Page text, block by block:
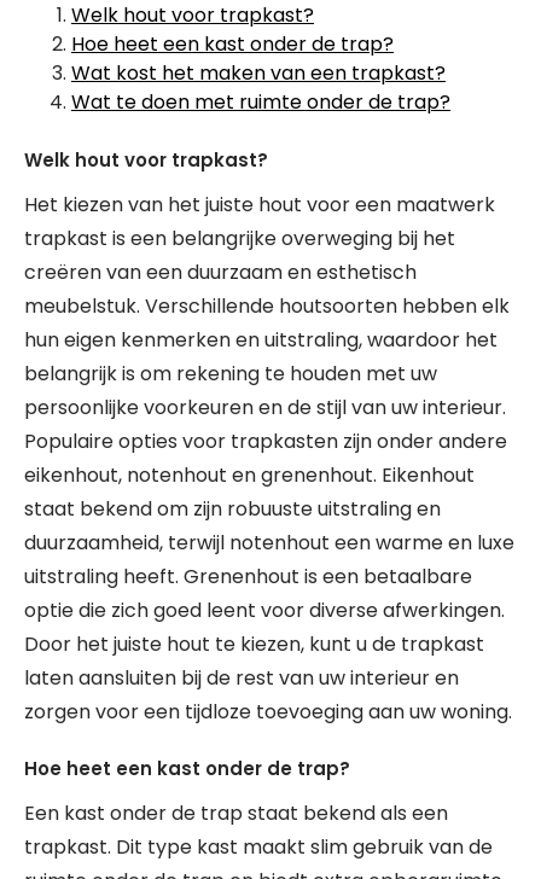
Welk hout voor trapkast?
Hoe heet een kast onder de trap?
Wat kost het maken van een trapkast?
Wat te doen met ruimte onder de trap?
Welk hout voor trapkast?
Het kiezen van het juiste hout voor een maatwerk
trapkast is een belangrijke overweging bij het
creëren van een duurzaam en esthetisch
meubelstuk. Verschillende houtsoorten hebben elk
hun eigen kenmerken en uitstraling, waardoor het
belangrijk is om rekening te houden met uw
persoonlijke voorkeuren en de stijl van uw interieur.
Populaire opties voor trapkasten zijn onder andere
eikenhout, notenhout en grenenhout. Eikenhout
staat bekend om zijn robuuste uitstraling en
duurzaamheid, terwijl notenhout een warme en luxe
uitstraling heeft. Grenenhout is een betaalbare
optie die zich goed leent voor diverse afwerkingen.
Door het juiste hout te kiezen, kunt u de trapkast
laten aansluiten bij de rest van uw interieur en
zorgen voor een tijdloze toevoeging aan uw woning.
Hoe heet een kast onder de trap?
Een kast onder de trap staat bekend als een
trapkast. Dit type kast maakt slim gebruik van de